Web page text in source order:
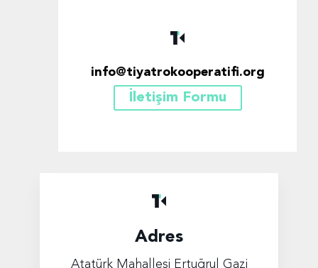
info@tiyatrokooperatifi.org
İletişim Formu
Adres
Atatürk Mahallesi Ertuğrul Gazi